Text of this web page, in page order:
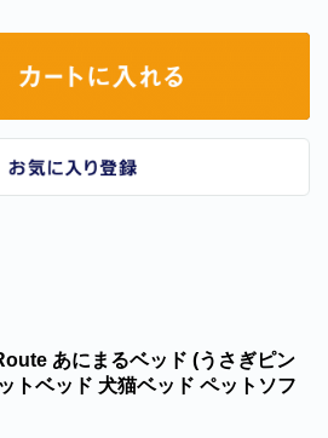
あにまるベッド (うさぎピン
トベッド 犬猫ベッド ペットソフ